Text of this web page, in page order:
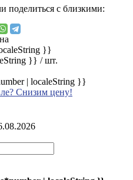
поделиться с близкими:
}}
}} / шт.
| localeString }}
Снизим цену!